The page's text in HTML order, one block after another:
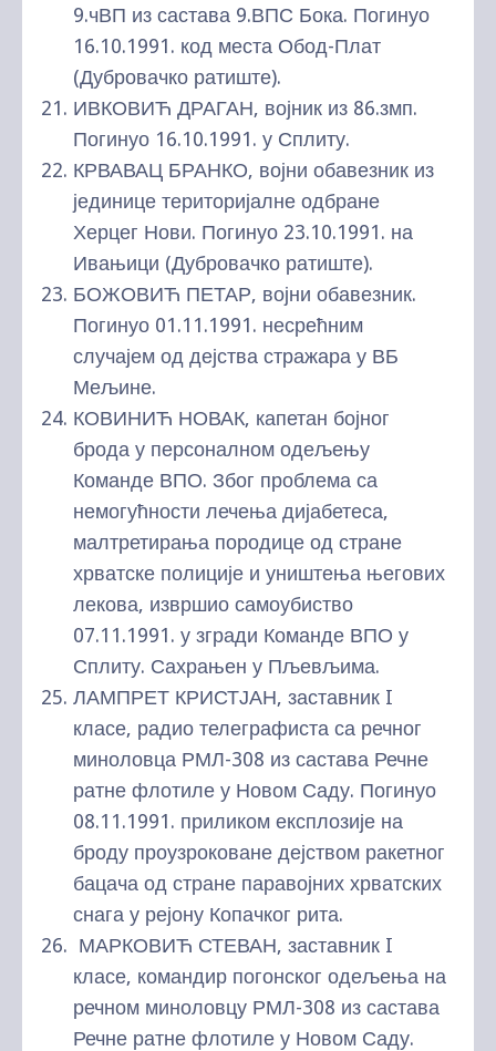
9.чВП из састава 9.ВПС Бока. Погинуо
16.10.1991. код места Обод-Плат
(Дубровачко ратиште).
ИВКОВИЋ ДРАГАН, војник из 86.змп.
Погинуо 16.10.1991. у Сплиту.
КРВАВАЦ БРАНКО, војни обавезник из
јединице територијалне одбране
Херцег Нови. Погинуо 23.10.1991. на
Ивањици (Дубровачко ратиште).
БОЖОВИЋ ПЕТАР, војни обавезник.
Погинуо 01.11.1991. несрећним
случајем од дејства стражара у ВБ
Мељине.
КОВИНИЋ НОВАК, капетан бојног
брода у персоналном одељењу
Команде ВПО. Због проблема са
немогућности лечења дијабетеса,
малтретирања породице од стране
хрватске полиције и уништења његових
лекова, извршио самоубиство
07.11.1991. у згради Команде ВПО у
Сплиту. Сахрањен у Пљевљима.
ЛАМПРЕТ КРИСТЈАН, заставник I
класе, радио телеграфиста са речног
миноловца РМЛ-308 из састава Речне
ратне флотиле у Новом Саду. Погинуо
08.11.1991. приликом експлозије на
броду проузроковане дејством ракетног
бацача од стране паравојних хрватских
снага у рејону Копачког рита.
МАРКОВИЋ СТЕВАН, заставник I
класе, командир погонског одељења на
речном миноловцу РМЛ-308 из састава
Речне ратне флотиле у Новом Саду.